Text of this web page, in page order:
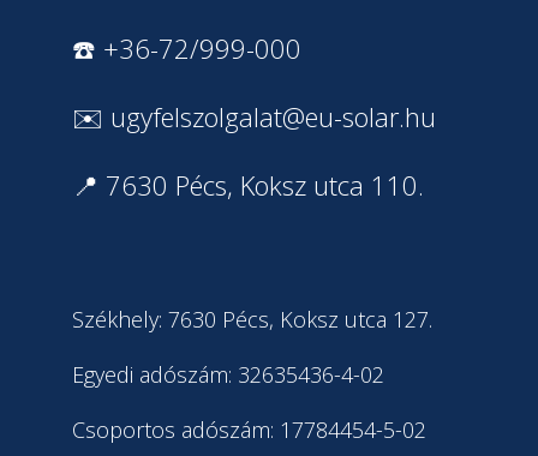
☎️ +36-72/999-000
✉️ ugyfelszolgalat@eu-solar.hu
📍 7630 Pécs, Koksz utca 110.
Székhely: 7630 Pécs, Koksz utca 127.
Egyedi adószám: 32635436-4-02
Csoportos adószám: 17784454-5-02